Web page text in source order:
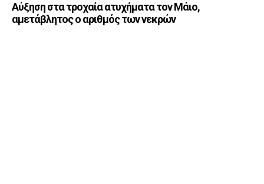
Αύξηση στα τροχαία ατυχήματα τον Μάιο,
αμετάβλητος ο αριθμός των νεκρών